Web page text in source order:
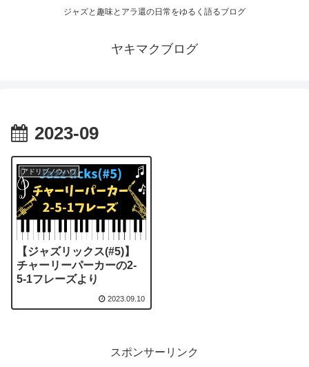
ジャズと趣味とアラ還の日常をゆるく語るブログ
ヤキマクブログ
2023-09
アドリブノウハウ
【ジャズリックス(#5)】
チャーリーパーカーの2-
5-1フレーズより
2023.09.10
スポンサーリンク